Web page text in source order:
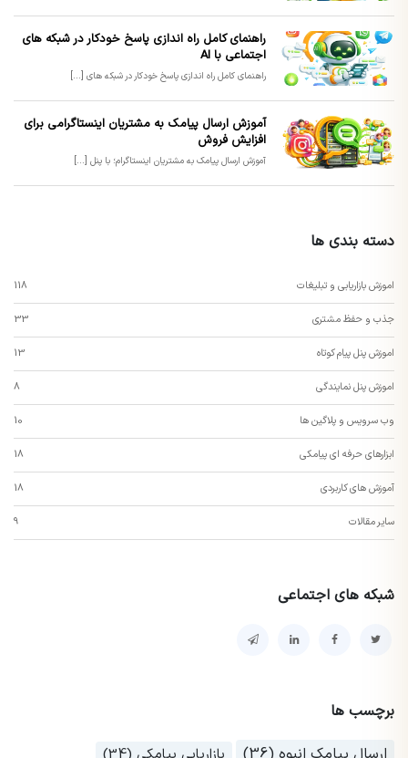
راهنمای کامل راه اندازی پاسخ خودکار در شبکه های
اجتماعی با AI
راهنمای کامل راه اندازی پاسخ خودکار در شبکه های [...]
آموزش ارسال پیامک به مشتریان اینستاگرامی برای
افزایش فروش
آموزش ارسال پیامک به مشتریان اینستاگرام؛ با پنل [...]
دسته بندی ها
اموزش بازاریابی و تبلیغات 118
جذب و حفظ مشتری 33
اموزش پنل پیام کوتاه 13
اموزش پنل نمایندگی 8
وب سرویس و پلاگین ها 10
ابزارهای حرفه ای پیامکی 18
آموزش های کاربردی 18
سایر مقالات 9
شبکه های اجتماعی
برچسب ها